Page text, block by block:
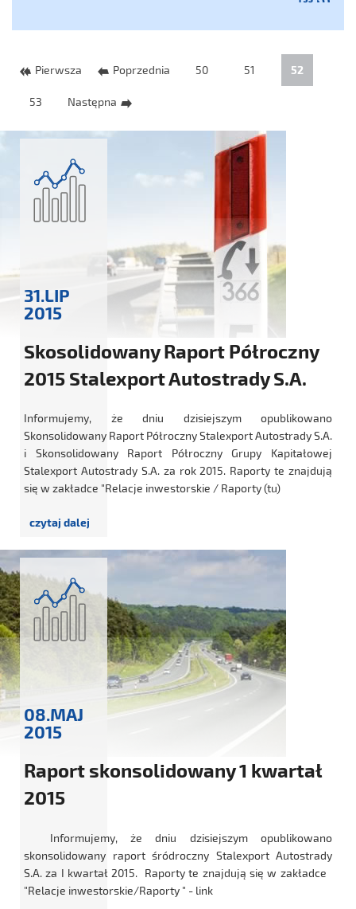
Pierwsza Poprzednia 50 51 52
53 Następna
31.LIP
2015
Skosolidowany Raport Półroczny
2015 Stalexport Autostrady S.A.
Informujemy, że dniu dzisiejszym opublikowano
Skonsolidowany Raport Półroczny Stalexport Autostrady S.A.
i Skonsolidowany Raport Półroczny Grupy Kapitałowej
Stalexport Autostrady S.A. za rok 2015. Raporty te znajdują
się w zakładce "Relacje inwestorskie / Raporty (tu)
08.MAJ
2015
Raport skonsolidowany 1 kwartał
2015
Informujemy, że dniu dzisiejszym opublikowano
skonsolidowany raport śródroczny Stalexport Autostrady
S.A. za I kwartał 2015. Raporty te znajdują się w zakładce
"Relacje inwestorskie/Raporty " - link